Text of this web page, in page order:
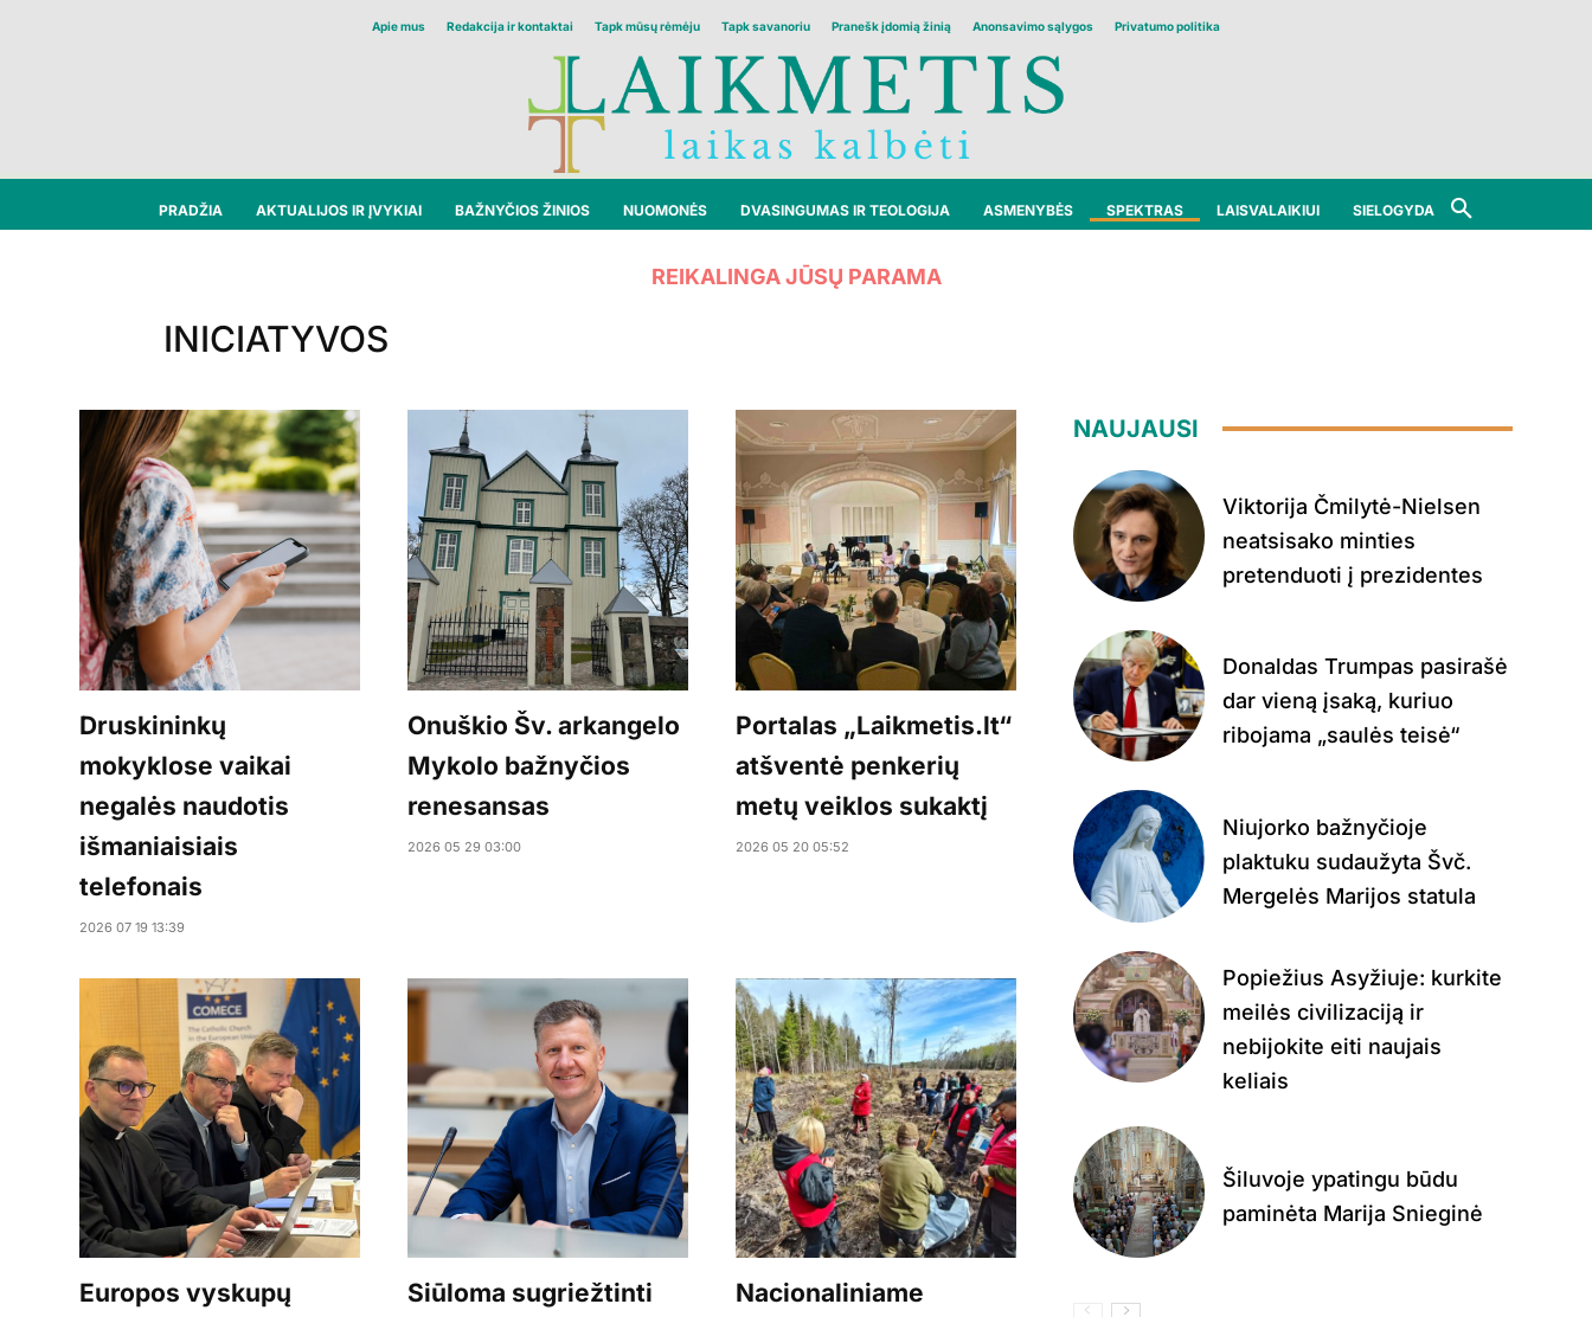
Apie mus Redakcija ir kontaktai Tapk mūsų rėmėju Tapk savanoriu Pranešk įdomią žinią Anonsavimo sąlygos Privatumo politika
PRADŽIA AKTUALIJOS IR ĮVYKIAI BAŽNYČIOS ŽINIOS NUOMONĖS DVASINGUMAS IR TEOLOGIJA ASMENYBĖS SPEKTRAS LAISVALAIKIUI SIELOGYDA
REIKALINGA JŪSŲ PARAMA
INICIATYVOS
Druskininkų
mokyklose vaikai
negalės naudotis
išmaniaisiais
telefonais
2026 07 19 13:39
Onuškio Šv. arkangelo
Mykolo bažnyčios
renesansas
2026 05 29 03:00
Portalas „Laikmetis.lt“
atšventė penkerių
metų veiklos sukaktį
2026 05 20 05:52
Europos vyskupų
Siūloma sugriežtinti
Nacionaliniame
NAUJAUSI
Viktorija Čmilytė-Nielsen
neatsisako minties
pretenduoti į prezidentes
Donaldas Trumpas pasirašė
dar vieną įsaką, kuriuo
ribojama „saulės teisė“
Niujorko bažnyčioje
plaktuku sudaužyta Švč.
Mergelės Marijos statula
Popiežius Asyžiuje: kurkite
meilės civilizaciją ir
nebijokite eiti naujais
keliais
Šiluvoje ypatingu būdu
paminėta Marija Snieginė